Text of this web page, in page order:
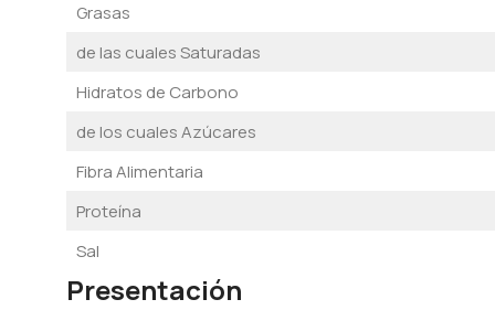
Grasas
de las cuales Saturadas
Hidratos de Carbono
de los cuales Azúcares
Fibra Alimentaria
Proteína
Sal
Presentación